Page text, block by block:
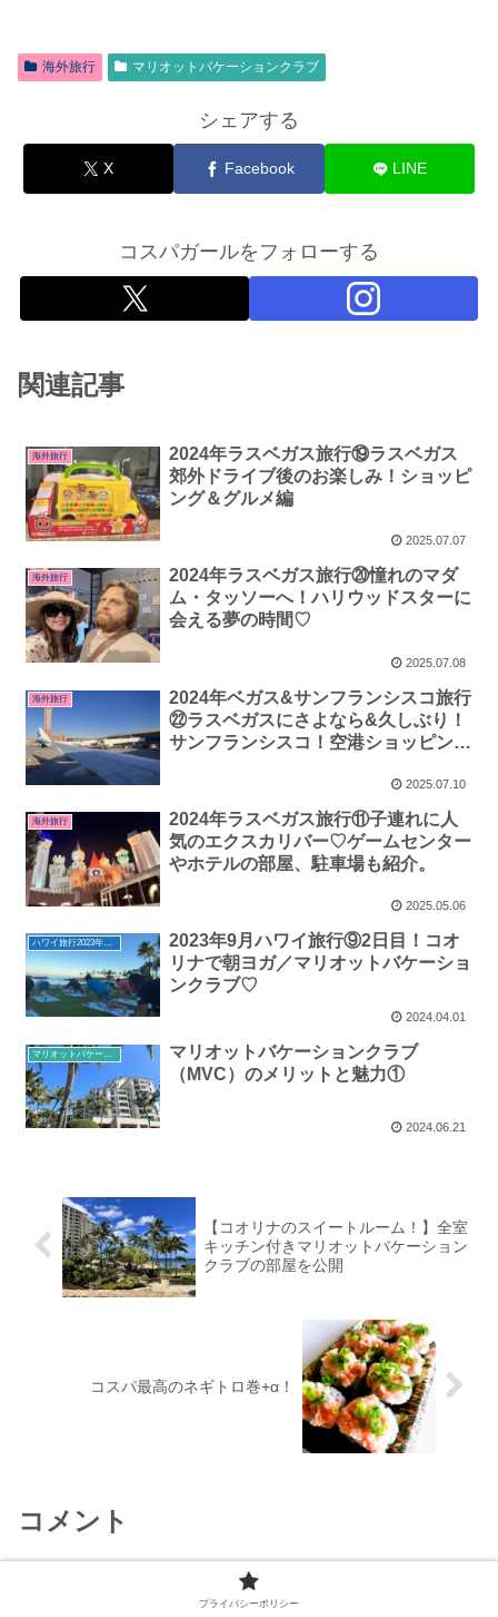
海外旅行 マリオットバケーションクラブ
シェアする
X Facebook LINE
コスパガールをフォローする
関連記事
海外旅行
2024年ラスベガス旅行⑲ラスベガス
郊外ドライブ後のお楽しみ！ショッピ
ング＆グルメ編
2025.07.07
海外旅行
2024年ラスベガス旅行⑳憧れのマダ
ム・タッソーへ！ハリウッドスターに
会える夢の時間♡
2025.07.08
海外旅行
2024年ベガス&サンフランシスコ旅行
㉒ラスベガスにさよなら&久しぶり！
サンフランシスコ！空港ショッピング
2025.07.10
海外旅行
2024年ラスベガス旅行⑪子連れに人
気のエクスカリバー♡ゲームセンター
やホテルの部屋、駐車場も紹介。
2025.05.06
ハワイ旅行2023年秋・夏の終わり
2023年9月ハワイ旅行⑨2日目！コオ
リナで朝ヨガ／マリオットバケーショ
ンクラブ♡
2024.04.01
マリオットバケーションクラブ
マリオットバケーションクラブ
（MVC）のメリットと魅力①
2024.06.21
【コオリナのスイートルーム！】全室
キッチン付きマリオットバケーション
クラブの部屋を公開
コスパ最高のネギトロ巻+α！
コメント
コメントを書き込む
プライバシーポリシー